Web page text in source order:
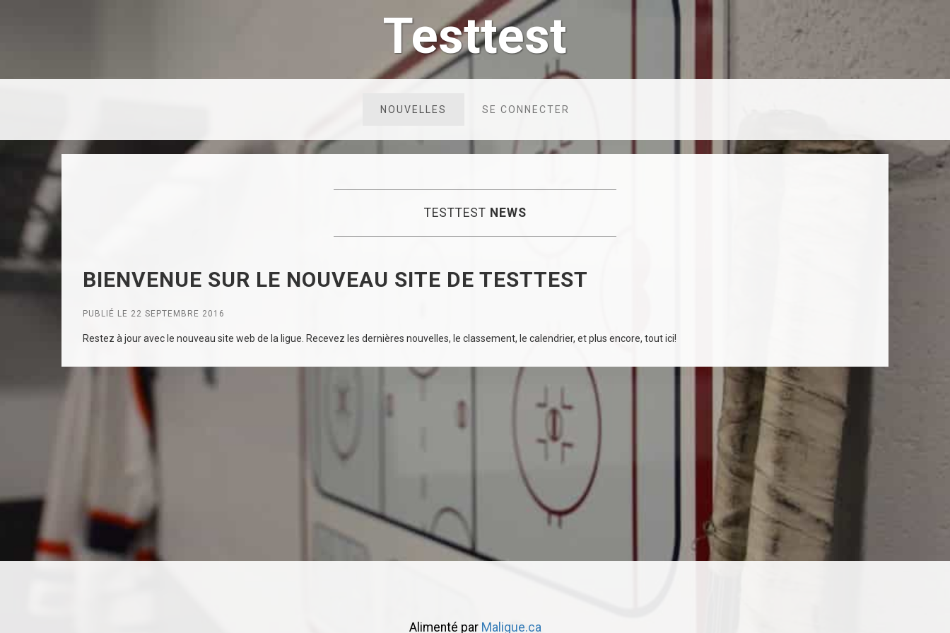
Testtest
NOUVELLES SE CONNECTER
TESTTEST NEWS
BIENVENUE SUR LE NOUVEAU SITE DE TESTTEST
PUBLIÉ LE 22 SEPTEMBRE 2016
Restez à jour avec le nouveau site web de la ligue. Recevez les dernières nouvelles, le classement, le calendrier, et plus encore, tout ici!
Alimenté par Maligue.ca